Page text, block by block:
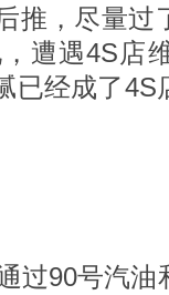
推，尽量过
遭遇4S店
已经成了
过90号汽